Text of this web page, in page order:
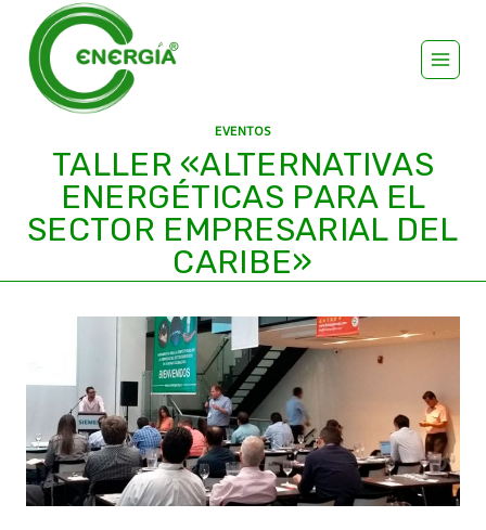
EVENTOS
TALLER «ALTERNATIVAS
ENERGÉTICAS PARA EL
SECTOR EMPRESARIAL DEL
CARIBE»